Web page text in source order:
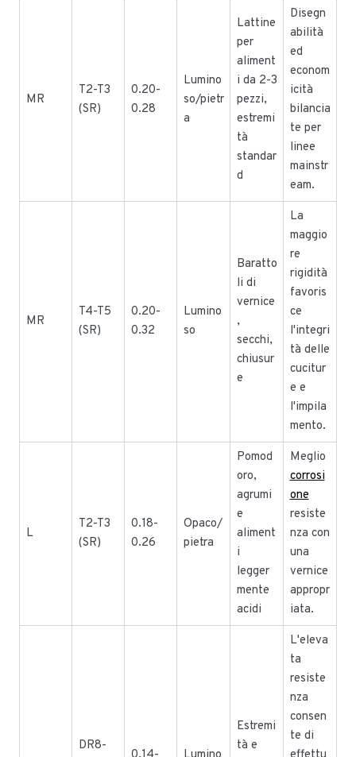
MR
T2-T3
(SR)
0.20-
0.28
Lumino
so/pietr
a
Lattine
per
aliment
i da 2-3
pezzi,
estremi
tà
standar
d
Disegn
abilità
ed
econom
icità
bilancia
te per
linee
mainstr
eam.
MR
T4-T5
(SR)
0.20-
0.32
Lumino
so
Baratto
li di
vernice
,
secchi,
chiusur
e
La
maggio
re
rigidità
favoris
ce
l'integri
tà delle
cucitur
e e
l'impila
mento.
L
T2-T3
(SR)
0.18-
0.26
Opaco/
pietra
Pomod
oro,
agrumi
e
aliment
i
legger
mente
acidi
Meglio
corrosi
one
resiste
nza con
una
vernice
appropr
iata.
DR8-
Estremi
tà e
L'eleva
ta
resiste
nza
consen
te di